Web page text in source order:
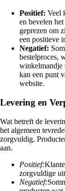
Positief: Veel
en bevelen
geprezen om
een positieve
Negatief:
bestelproces,
winkelmandje
kan een punt
website.
Levering en
Wat betreft de
het algemeen
zorgvuldig.
aan.
Positief:
zorgvuldige
Negatief: